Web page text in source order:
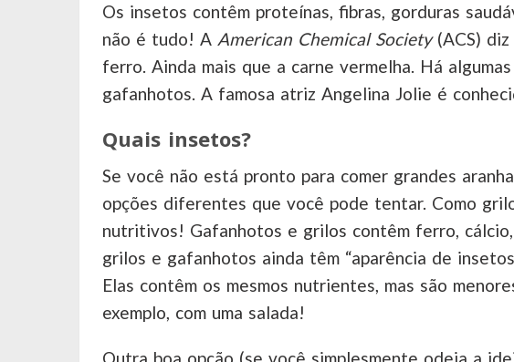
Os insetos contêm proteínas, fibras, gorduras
não é tudo! A American Chemical Society(ACS)
ferro. Ainda mais que a carne vermelha. Há
gafanhotos. A famosa atriz Angelina Jolie é
Quais insetos?
Se você não está pronto para comer grandes
opções diferentes que você pode tentar. Como
nutritivos! Gafanhotos e grilos contêm ferro,
grilos e gafanhotos ainda têm “aparência de
Elas contêm os mesmos nutrientes, mas são
exemplo, com uma salada!